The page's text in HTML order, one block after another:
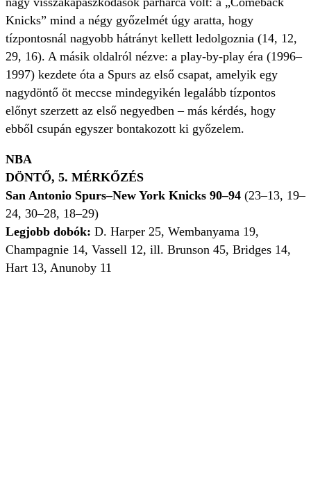
Knicks” mind a négy győzelmét úgy aratta, hogy
tízpontosnál nagyobb hátrányt kellett ledolgoznia (14, 12,
29, 16). A másik oldalról nézve: a play-by-play éra (1996–
1997) kezdete óta a Spurs az első csapat, amelyik egy
nagydöntő öt meccse mindegyikén legalább tízpontos
előnyt szerzett az első negyedben – más kérdés, hogy
ebből csupán egyszer bontakozott ki győzelem.
NBA
DÖNTŐ, 5. MÉRKŐZÉS
San Antonio Spurs–New York Knicks 90–94 (23–13, 19–
24, 30–28, 18–29)
Legjobb dobók: D. Harper 25, Wembanyama 19,
Champagnie 14, Vassell 12, ill. Brunson 45, Bridges 14,
Hart 13, Anunoby 11